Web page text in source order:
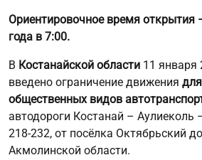
Ориентировочное время открытия
года в 7:00.
В Костанайской области 11 января
введено ограничение движения
общественных видов
автодороги Костанай – Аулиеколь
218-232, от посёлка Октябрьский
Акмолинской области.